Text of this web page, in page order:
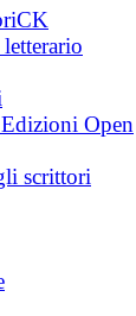
Open
scrittori